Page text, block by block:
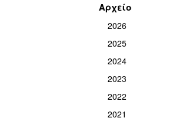
Αρχείο
2026
2025
2024
2023
2022
2021